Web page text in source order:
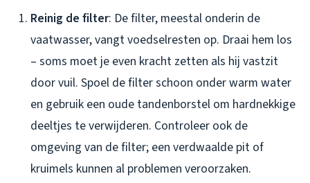
Reinig de filter: De filter, meestal onderin de
vaatwasser, vangt voedselresten op. Draai hem los
– soms moet je even kracht zetten als hij vastzit
door vuil. Spoel de filter schoon onder warm water
en gebruik een oude tandenborstel om hardnekkige
deeltjes te verwijderen. Controleer ook de
omgeving van de filter; een verdwaalde pit of
kruimels kunnen al problemen veroorzaken.